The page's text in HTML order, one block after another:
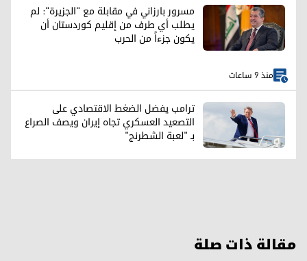
مسرور بارزاني في مقابلة مع "الجزيرة": لم
يطلب أي طرف من إقليم كوردستان أن
يكون جزءاً من الحرب
منذ 9 ساعات
ترامب يفضل الضغط الاقتصادي على
التصعيد العسكري تجاه إيران ويصف الصراع
بـ "لعبة الشطرنج"
مقالة ذات صلة